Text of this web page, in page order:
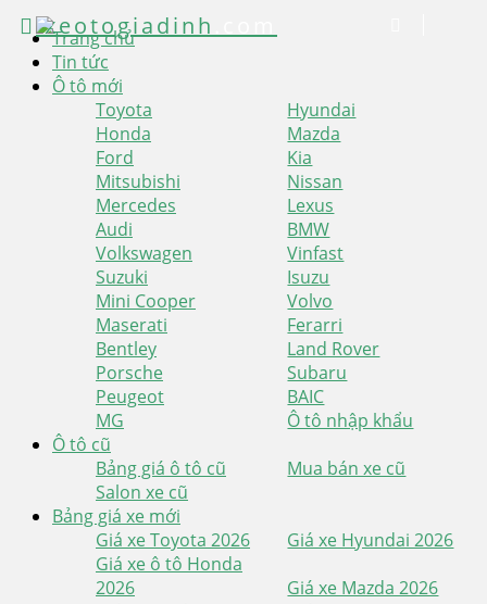
Trang chủ
Tin tức
Ô tô mới
Toyota
Hyundai
Honda
Mazda
Ford
Kia
Mitsubishi
Nissan
Mercedes
Lexus
Audi
BMW
Volkswagen
Vinfast
Suzuki
Isuzu
Mini Cooper
Volvo
Maserati
Ferarri
Bentley
Land Rover
Porsche
Subaru
Peugeot
BAIC
MG
Ô tô nhập khẩu
Ô tô cũ
Bảng giá ô tô cũ
Mua bán xe cũ
Salon xe cũ
Bảng giá xe mới
Giá xe Toyota 2026
Giá xe Hyundai 2026
Giá xe ô tô Honda
2026
Giá xe Mazda 2026
xeotogiadinh